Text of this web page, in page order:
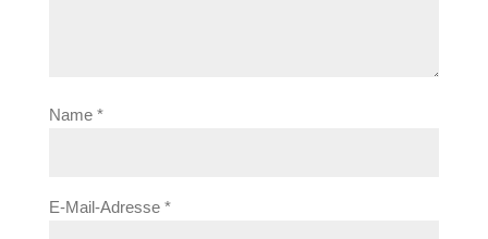
Name *
E-Mail-Adresse *